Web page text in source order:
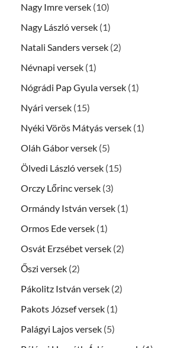
Nagy Imre versek (10)
Nagy László versek (1)
Natali Sanders versek (2)
Névnapi versek (1)
Nógrádi Pap Gyula versek (1)
Nyári versek (15)
Nyéki Vörös Mátyás versek (1)
Oláh Gábor versek (5)
Ölvedi László versek (15)
Orczy Lőrinc versek (3)
Ormándy István versek (1)
Ormos Ede versek (1)
Osvát Erzsébet versek (2)
Őszi versek (2)
Pákolitz István versek (2)
Pakots József versek (1)
Palágyi Lajos versek (5)